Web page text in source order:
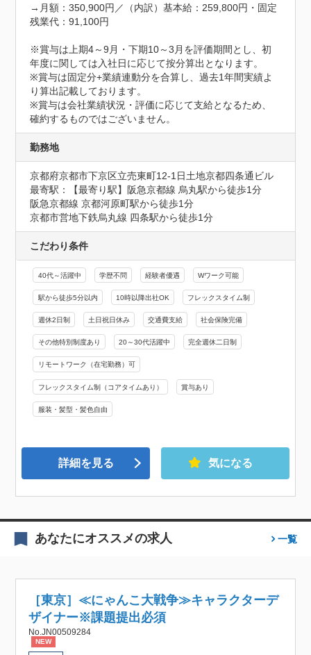
→月額：350,900円／（内訳）基本給：259,800円・固定
残業代：91,100円
※賞与は上期4～9月・下期10～3月を評価期間とし、初
年度に関しては入社日に応じて按分算出となります。
※賞与は固定分+業績連動分を合算し、過去1年間実績よ
り算出記載しております。
※賞与は会社業績状況・評価に応じて支給となるため、
確約するものではございません。
勤務地
京都府京都市下京区立売東町12-1日土地京都四条通ビル
最寄駅：【最寄り駅】阪急京都線 烏丸駅から徒歩1分
阪急京都線 京都河原町駅から徒歩1分
京都市営地下鉄烏丸線 四条駅から徒歩1分
こだわり条件
40代～活躍中 学歴不問 経験者優遇 Wワーク可能
駅から徒歩5分以内 10時以降出社OK フレックスタイム制
週休2日制 土日祝日休み 交通費支給 社会保険完備
その他特別制度あり 20～30代活躍中 完全週休二日制
リモートワーク（在宅勤務）可
フレックスタイム制（コアタイムあり） 賞与あり
服装・髪型・髪色自由
詳細を見る 気になる
あなたにオススメの求人 一覧
［東京］≪にゃんこ大戦争≫キャラクターデ
ザイナー※課題提出必須
No.JN00509284
NEW